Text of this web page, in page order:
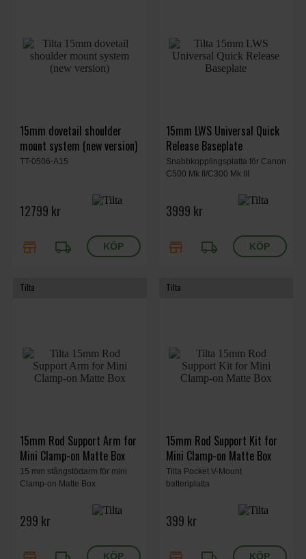
15mm dovetail shoulder
mount system (new version)
TT-0506-A15
12799 kr
store local_shipping
15mm LWS Universal Quick
Release Baseplate
Snabbkopplingsplatta för Canon
C500 Mk II/C300 Mk III
3999 kr
store local_shipping
Tilta
15mm Rod Support Arm for
Mini Clamp-on Matte Box
15 mm stångstödarm för mini
Clamp-on Matte Box
299 kr
Tilta
15mm Rod Support Kit for
Mini Clamp-on Matte Box
Tilta Pocket V-Mount
batteriplatta
399 kr